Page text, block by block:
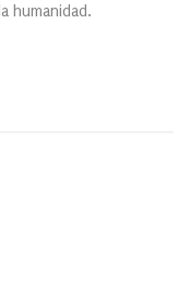
humanidad.